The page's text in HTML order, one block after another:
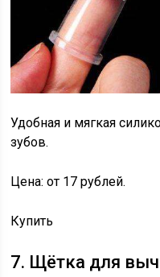
Удобная и мягкая
зубов.
Цена: от 17 рублей.
Купить
7. Щётка для